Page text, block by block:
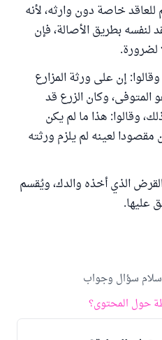
خاصة دون وارثه، لأنه
بطريق الأصالة، فإن
لضرورة.
إن على ورثة المزارع
المتوفى، وكان الزرع قد
وقالوا: هذا ما لم يكن
مقصودا لعينه لم يلزم ورثته
الذي أخذه والدك، ويُقسم
عليها.
سؤال وجواب
حول المحتوى؟